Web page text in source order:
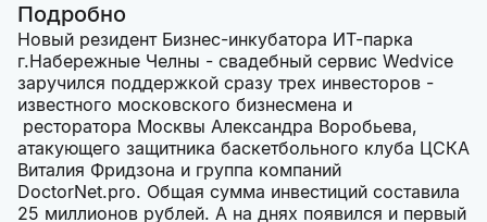
Подробно
Новый резидент Бизнес-инкубатора ИТ-парка
г.Набережные Челны - свадебный сервис Wedvice
заручился поддержкой сразу трех инвесторов -
известного московского бизнесмена и
ресторатора Москвы Александра Воробьева,
атакующего защитника баскетбольного клуба ЦСКА
Виталия Фридзона и группа компаний
DoctorNet.pro. Общая сумма инвестиций составила
25 миллионов рублей. А на днях появился и первый